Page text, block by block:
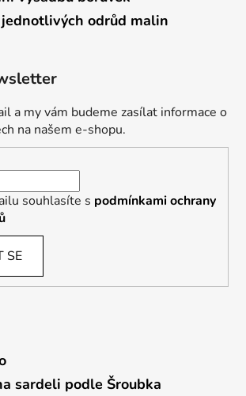
odrůd malin
a my vám budeme zasílat informace o
na našem e-shopu.
souhlasíte s podmínkami ochrany
SE
sardeli podle Šroubka